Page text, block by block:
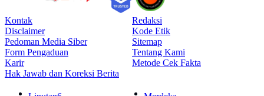
Kontak
Redaksi
Disclaimer
Kode Etik
Pedoman Media Siber
Sitemap
Form Pengaduan
Tentang Kami
Karir
Metode Cek Fakta
Hak Jawab dan Koreksi Berita